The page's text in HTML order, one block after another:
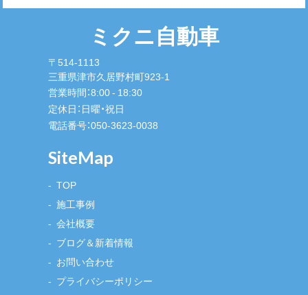
ミクニ自動車
〒514-1113
三重県津市久居野村町923-1
営業時間：8:00 - 18:30
定休日：日曜・祝日
電話番号：050-3623-0038
SiteMap
TOP
施工事例
会社概要
ブログ＆新着情報
お問い合わせ
プライバシーポリシー